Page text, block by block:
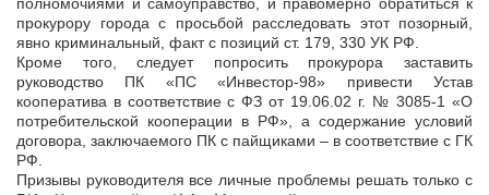
полномочиями и самоуправство, и правомерно обратиться к
прокурору города с просьбой расследовать этот позорный,
явно криминальный, факт с позиций ст. 179, 330 УК РФ.
Кроме того, следует попросить прокурора заставить
руководство ПК «ПС «Инвестор-98» привести Устав
кооператива в соответствие с ФЗ от 19.06.02 г. № 3085-1 «О
потребительской кооперации в РФ», а содержание условий
договора, заключаемого ПК с пайщиками – в соответствие с ГК
РФ.
Призывы руководителя все личные проблемы решать только с